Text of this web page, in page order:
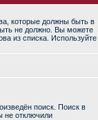
которые должны быть в
не должно. Вы можете
из списка. Используйте
поиск. Поиск в
не отключили